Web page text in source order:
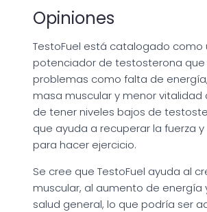
Opiniones
TestoFuel está catalogado como
potenciador de testosterona que
problemas como falta de
masa muscular y menor vitalidad
de tener niveles bajos de
que ayuda a recuperar la fuerza
para hacer ejercicio.
Se cree que TestoFuel ayuda al
muscular, al aumento de energía
salud general, lo que podría ser